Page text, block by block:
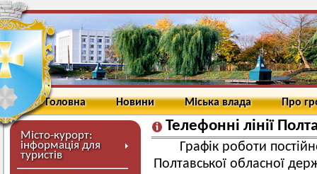
Головна Новини Міська влада Про
Місто-курорт:
інформація для
туристів
Телефонні лінії
Графік роботи
Полтавської обласної